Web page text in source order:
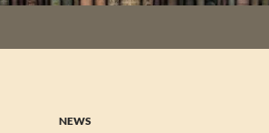
NEWS